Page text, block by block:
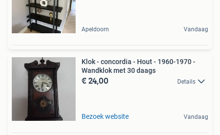
Apeldoorn Vandaag
Klok - concordia - Hout - 1960-1970 -
Wandklok met 30 daags
€ 24,00 Details
Bezoek website Vandaag